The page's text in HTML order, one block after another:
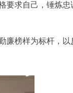
要求自己，锤炼忠
廉榜样为标杆，以